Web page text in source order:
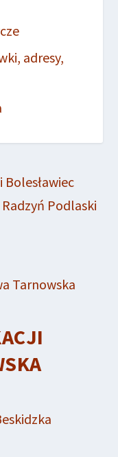
Bolesławiec
Podlaski